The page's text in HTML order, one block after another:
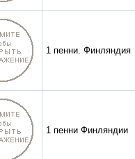
1 пенни. Финляндия
1 пенни Финляндии